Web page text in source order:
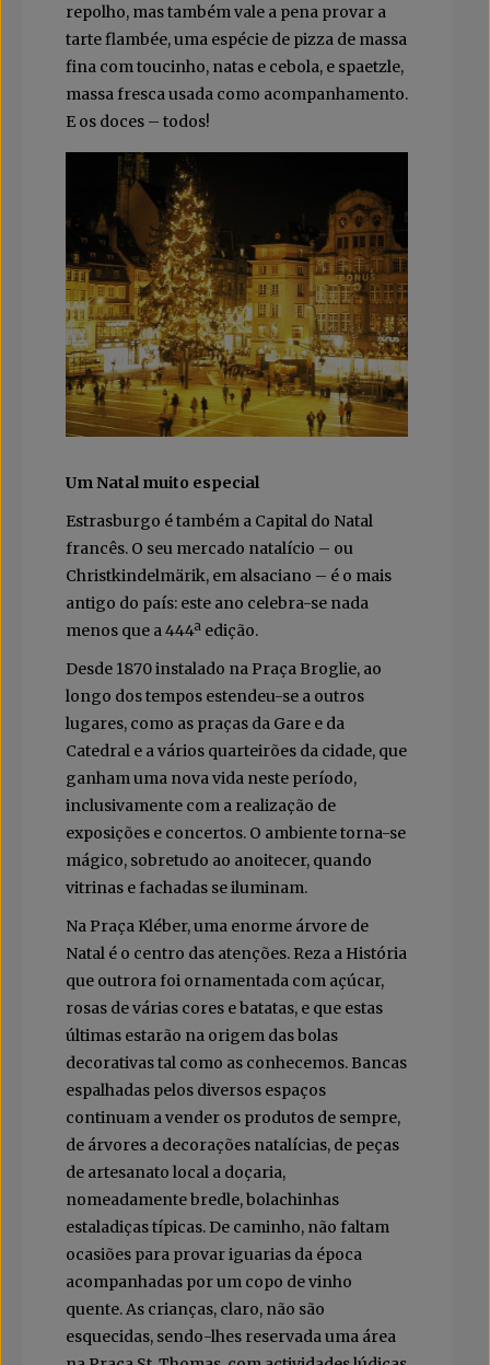
repolho, mas também vale a pena provar a
tarte flambée, uma espécie de pizza de massa
fina com toucinho, natas e cebola, e spaetzle,
massa fresca usada como acompanhamento.
E os doces – todos!
Um Natal muito especial
Estrasburgo é também a Capital do Natal
francês. O seu mercado natalício – ou
Christkindelmärik, em alsaciano – é o mais
antigo do país: este ano celebra-se nada
menos que a 444ª edição.
Desde 1870 instalado na Praça Broglie, ao
longo dos tempos estendeu-se a outros
lugares, como as praças da Gare e da
Catedral e a vários quarteirões da cidade, que
ganham uma nova vida neste período,
inclusivamente com a realização de
exposições e concertos. O ambiente torna-se
mágico, sobretudo ao anoitecer, quando
vitrinas e fachadas se iluminam.
Na Praça Kléber, uma enorme árvore de
Natal é o centro das atenções. Reza a História
que outrora foi ornamentada com açúcar,
rosas de várias cores e batatas, e que estas
últimas estarão na origem das bolas
decorativas tal como as conhecemos. Bancas
espalhadas pelos diversos espaços
continuam a vender os produtos de sempre,
de árvores a decorações natalícias, de peças
de artesanato local a doçaria,
nomeadamente bredle, bolachinhas
estaladiças típicas. De caminho, não faltam
ocasiões para provar iguarias da época
acompanhadas por um copo de vinho
quente. As crianças, claro, não são
esquecidas, sendo-lhes reservada uma área